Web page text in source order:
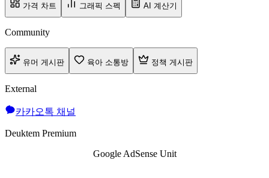
가격 차트 그래픽 스펙 AI 계산기
Community
유머 게시판 육아 소통방 정책 게시판
External
카카오톡 채널
Deuktem Premium
Google AdSense Unit